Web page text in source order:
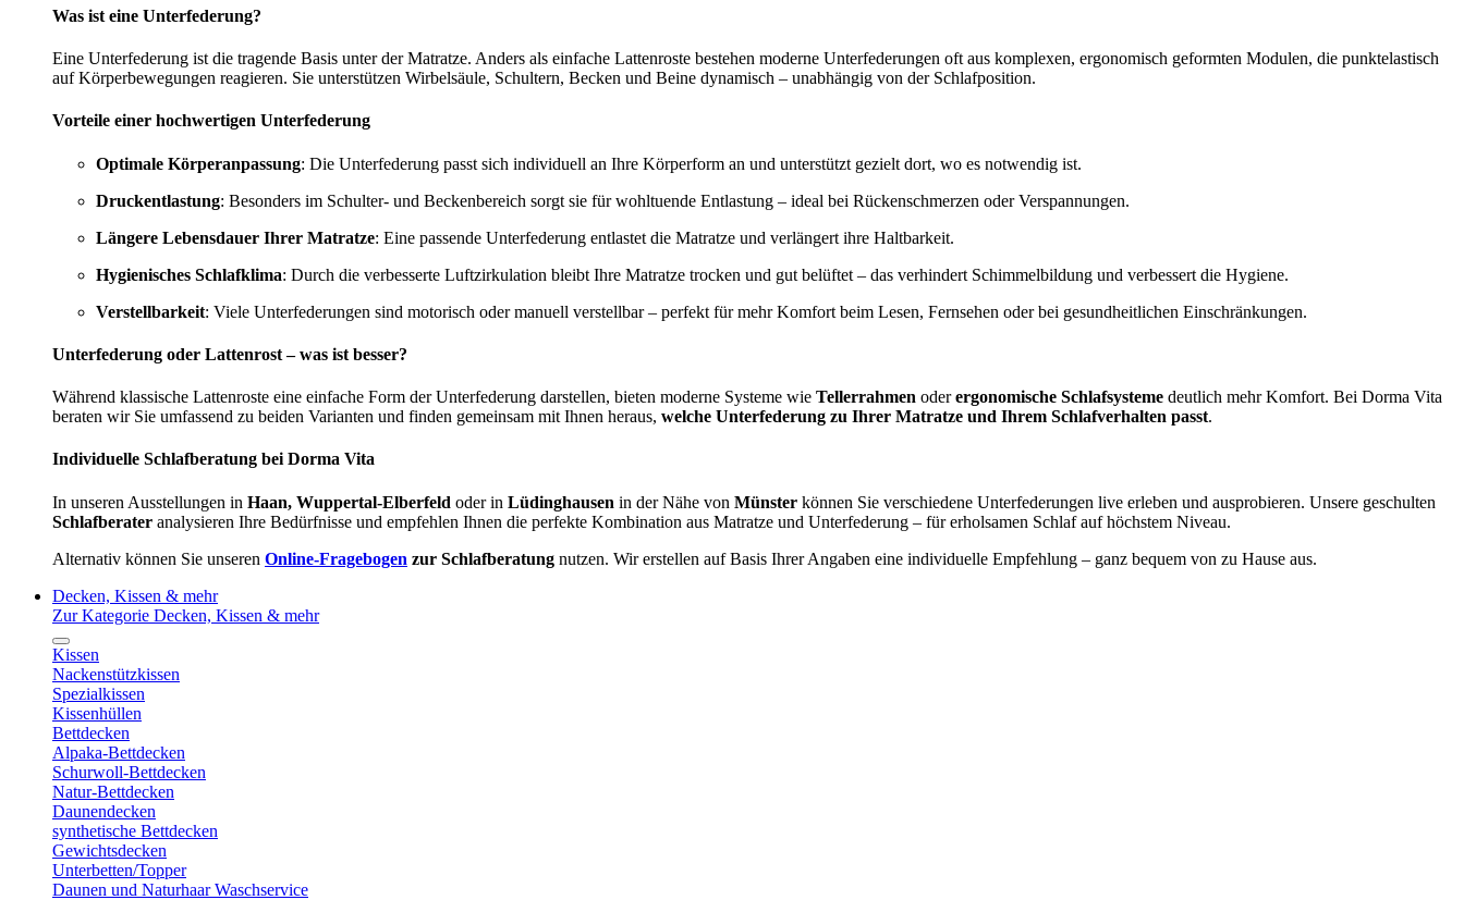
Was ist eine Unterfederung?
Eine Unterfederung ist die tragende Basis unter der Matratze. Anders als einfache Lattenroste bestehen moderne Unterfederungen oft aus komplexen, ergonomisch geformten Modulen, die punktelastisch
auf Körperbewegungen reagieren. Sie unterstützen Wirbelsäule, Schultern, Becken und Beine dynamisch – unabhängig von der Schlafposition.
Vorteile einer hochwertigen Unterfederung
Optimale Körperanpassung: Die Unterfederung passt sich individuell an Ihre Körperform an und unterstützt gezielt dort, wo es notwendig ist.
Druckentlastung: Besonders im Schulter- und Beckenbereich sorgt sie für wohltuende Entlastung – ideal bei Rückenschmerzen oder Verspannungen.
Längere Lebensdauer Ihrer Matratze: Eine passende Unterfederung entlastet die Matratze und verlängert ihre Haltbarkeit.
Hygienisches Schlafklima: Durch die verbesserte Luftzirkulation bleibt Ihre Matratze trocken und gut belüftet – das verhindert Schimmelbildung und verbessert die Hygiene.
Verstellbarkeit: Viele Unterfederungen sind motorisch oder manuell verstellbar – perfekt für mehr Komfort beim Lesen, Fernsehen oder bei gesundheitlichen Einschränkungen.
Unterfederung oder Lattenrost – was ist besser?
Während klassische Lattenroste eine einfache Form der Unterfederung darstellen, bieten moderne Systeme wie Tellerrahmen oderergonomische Schlafsysteme deutlich mehr Komfort. Bei Dorma Vita
beraten wir Sie umfassend zu beiden Varianten und finden gemeinsam mit Ihnen heraus, welche Unterfederung zu Ihrer Matratze und Ihrem Schlafverhalten passt.
Individuelle Schlafberatung bei Dorma Vita
In unseren Ausstellungen in Haan, Wuppertal-Elberfeld oder in Lüdinghausen in der Nähe von Münster können Sie verschiedene Unterfederungen live erleben und ausprobieren. Unsere geschulten
Schlafberater analysieren Ihre Bedürfnisse und empfehlen Ihnen die perfekte Kombination aus Matratze und Unterfederung – für erholsamen Schlaf auf höchstem Niveau.
Alternativ können Sie unseren Online-Fragebogen zur Schlafberatung nutzen. Wir erstellen auf Basis Ihrer Angaben eine individuelle Empfehlung – ganz bequem von zu Hause aus.
Decken, Kissen & mehr
Zur Kategorie Decken, Kissen & mehr
Kissen
Nackenstützkissen
Spezialkissen
Kissenhüllen
Bettdecken
Alpaka-Bettdecken
Schurwoll-Bettdecken
Natur-Bettdecken
Daunendecken
synthetische Bettdecken
Gewichtsdecken
Unterbetten/Topper
Daunen und Naturhaar Waschservice